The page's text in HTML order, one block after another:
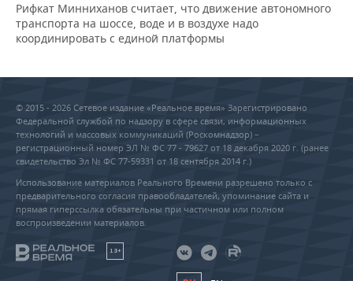
Рифкат Минниханов считает, что движение автономного
транспорта на шоссе, воде и в воздухе надо
координировать с единой платформы
© 2015 - 2026 Сетевое издание «Реальное время» Зарегистрировано
Федеральной службой по надзору в сфере связи, информационных
технологий и массовых коммуникаций (Роскомнадзор) –
регистрационный номер ЭЛ № ФС 77 - 79627 от 18 декабря 2020 г. (ранее
свидетельство Эл № ФС 77-59331 от 18 сентября 2014 г.)
Использование материалов Реального Времени разрешено только с
предварительного согласия правообладателей, упоминание сайта и
прямая гиперссылка обязательны при частичном или полном
воспроизведении материалов.
18+